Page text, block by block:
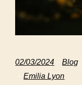
02/03/2024 Blog
Emilia Lyon